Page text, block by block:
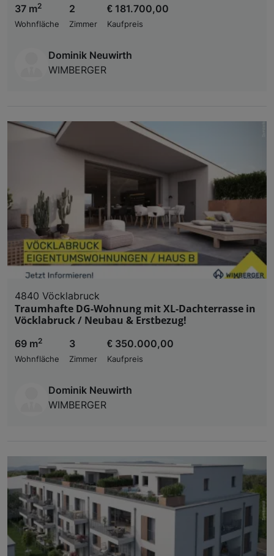
37 m2
Wohnfläche
2
Zimmer
€ 181.700,00
Kaufpreis
Dominik Neuwirth
WIMBERGER
4840 Vöcklabruck
Traumhafte DG-Wohnung mit XL-Dachterrasse in
Vöcklabruck / Neubau & Erstbezug!
69 m2
Wohnfläche
3
Zimmer
€ 350.000,00
Kaufpreis
Dominik Neuwirth
WIMBERGER